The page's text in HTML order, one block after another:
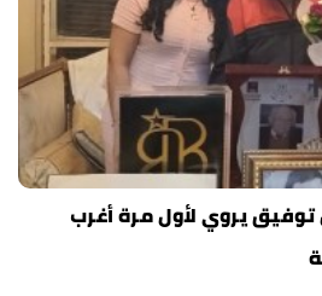
توفيق يروي لأول مرة أغرب